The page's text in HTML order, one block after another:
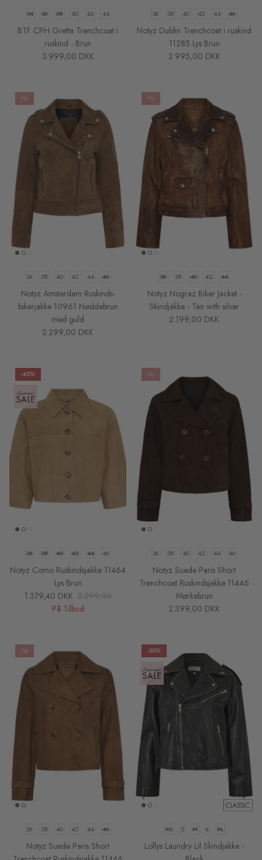
34 36 38 40 42 44
BTF CPH Gretta Trenchcoat i
ruskind - Brun
3.999,00 DKK
36 38 40 42 44 46
Notyz Dublin Trenchcoat i ruskind
11285 Lys Brun
2.995,00 DKK
Ny
36 38 40 42 44 46
Notyz Amsterdam Ruskinds-
bikerjakke 10961 Nøddebrun
med guld
2.299,00 DKK
Ny
36 38 40 42 44
Notyz Nograz Biker Jacket -
Skindjakke - Tan with silver
2.199,00 DKK
-40%
36 38 40 42 44 46
Notyz Como Ruskindsjakke 11464
Lys Brun
1.379,40 DKK 2.299,00
På Tilbud
Ny
36 38 40 42 44 46
Notyz Suede Paris Short
Trenchcoat Ruskindsjakke 11446
Mørkebrun
2.399,00 DKK
Ny
36 38 40 42 44 46
Notyz Suede Paris Short
-50%
XS S M L XL
Lollys Laundry Lil Skindjakke -